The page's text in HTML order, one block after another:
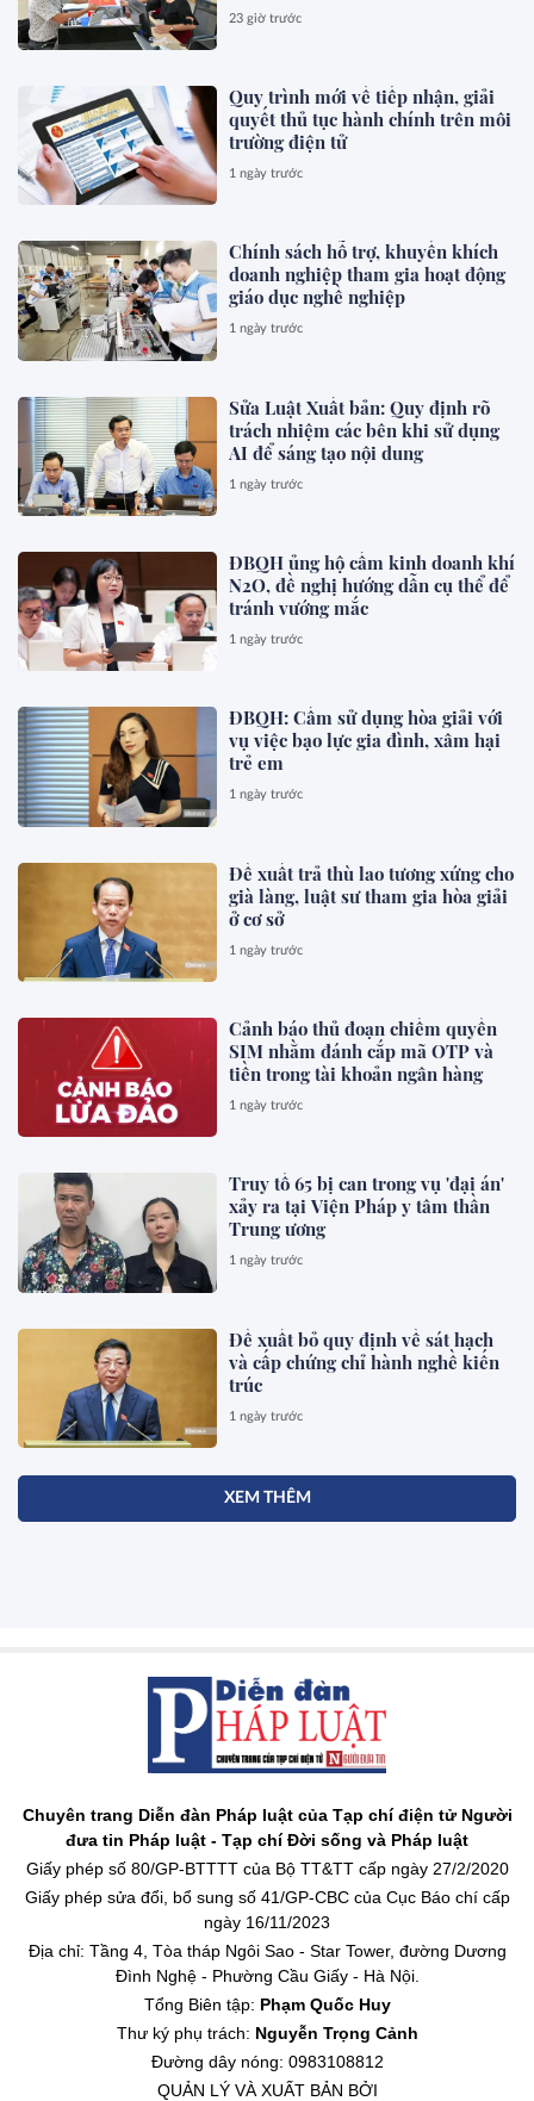
23 giờ trước
Quy trình mới về tiếp nhận, giải
quyết thủ tục hành chính trên môi
trường điện tử
1 ngày trước
Chính sách hỗ trợ, khuyến khích
doanh nghiệp tham gia hoạt động
giáo dục nghề nghiệp
1 ngày trước
Sửa Luật Xuất bản: Quy định rõ
trách nhiệm các bên khi sử dụng
AI để sáng tạo nội dung
1 ngày trước
ĐBQH ủng hộ cấm kinh doanh khí
N2O, đề nghị hướng dẫn cụ thể để
tránh vướng mắc
1 ngày trước
ĐBQH: Cấm sử dụng hòa giải với
vụ việc bạo lực gia đình, xâm hại
trẻ em
1 ngày trước
Đề xuất trả thù lao tương xứng cho
già làng, luật sư tham gia hòa giải
ở cơ sở
1 ngày trước
Cảnh báo thủ đoạn chiếm quyền
SIM nhằm đánh cắp mã OTP và
tiền trong tài khoản ngân hàng
1 ngày trước
Truy tố 65 bị can trong vụ 'đại án'
xảy ra tại Viện Pháp y tâm thần
Trung ương
1 ngày trước
Đề xuất bỏ quy định về sát hạch
và cấp chứng chỉ hành nghề kiến
trúc
1 ngày trước
XEM THÊM
Chuyên trang Diễn đàn Pháp luật của Tạp chí điện tử Người
đưa tin Pháp luật - Tạp chí Đời sống và Pháp luật
Giấy phép số 80/GP-BTTTT của Bộ TT&TT cấp ngày 27/2/2020
Giấy phép sửa đổi, bổ sung số 41/GP-CBC của Cục Báo chí cấp
ngày 16/11/2023
Địa chỉ: Tầng 4, Tòa tháp Ngôi Sao - Star Tower, đường Dương
Đình Nghệ - Phường Cầu Giấy - Hà Nội.
Tổng Biên tập: Phạm Quốc Huy
Thư ký phụ trách: Nguyễn Trọng Cảnh
Đường dây nóng: 0983108812
QUẢN LÝ VÀ XUẤT BẢN BỞI